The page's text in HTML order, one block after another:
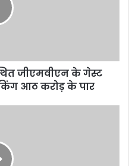
जीएमवीएन के गेस्ट
आठ करोड़ के पार